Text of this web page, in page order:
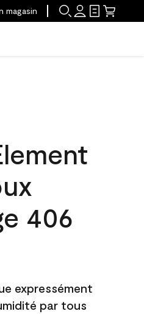
magasin
406
expressément
par tous